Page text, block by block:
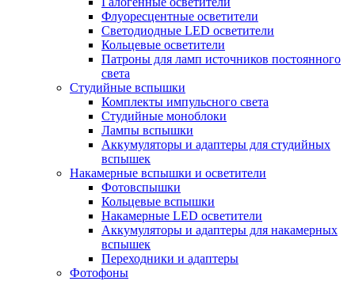
Флуоресцентные осветители
Светодиодные LED осветители
Кольцевые осветители
Патроны для ламп источников постоянного
света
Студийные вспышки
Комплекты импульсного света
Студийные моноблоки
Лампы вспышки
Аккумуляторы и адаптеры для студийных
вспышек
Накамерные вспышки и осветители
Фотовспышки
Кольцевые вспышки
Накамерные LED осветители
Аккумуляторы и адаптеры для накамерных
вспышек
Переходники и адаптеры
Фотофоны